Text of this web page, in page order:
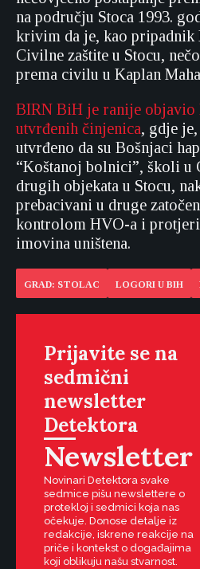
na području Stoca 1993.
krivim da je, kao pripadnik
Civilne zaštite u Stocu,
prema civilu u Kaplan
BIRN BiH je ranije objavio
utvrđenih činjenica, gdje
utvrđeno da su Bošnjaci
“Koštanoj bolnici”, školi u
drugih objekata u Stocu,
prebacivani u druge
kontrolom HVO-a i
imovina uništena.
GRAD: STOLAC LOGORI U BIH
Prijavite se na
sedmični
newsletter
Detektora
Newsletter
Novinari Detektora svake
sedmice pišu newslettere o
protekloj i sedmici koja nas
očekuje. Donose detalje iz
redakcije, iskrene reakcije na
priče i kontekst o događajima
koji oblikuju našu stvarnost.